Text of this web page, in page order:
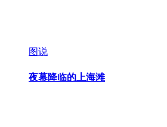
图说
夜幕降临的上海滩